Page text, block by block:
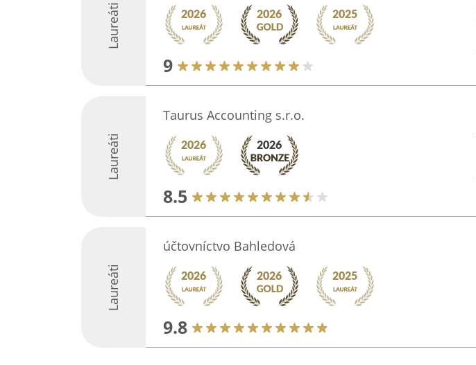
Laureáti
9
Laureáti
Taurus Accounting s.r.o.
8.5
Laureáti
účtovníctvo Bahledová
9.8